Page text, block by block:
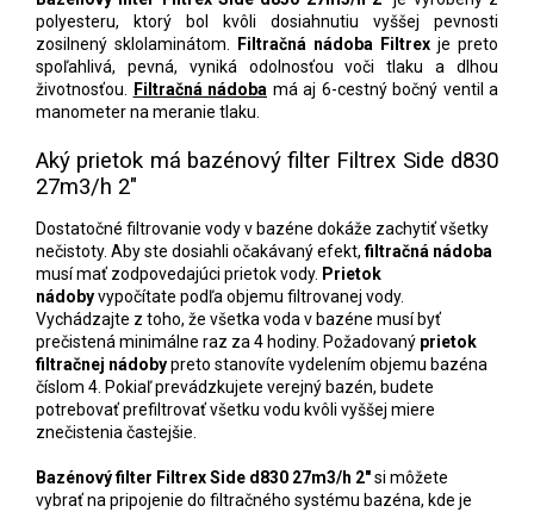
polyesteru, ktorý bol kvôli dosiahnutiu vyššej pevnosti
zosilnený sklolaminátom.
Filtračná nádoba Filtrex je preto
spoľahlivá, pevná, vyniká odolnosťou voči tlaku a dlhou
životnosťou.
Filtračná nádoba má aj 6-cestný bočný ventil a
manometer na meranie tlaku.
Aký prietok má bazénový filter Filtrex Side d830
27m3/h 2"
Dostatočné filtrovanie vody v bazéne dokáže zachytiť všetky
nečistoty. Aby ste dosiahli očakávaný efekt,filtračná nádoba
musí mať zodpovedajúci prietok vody. Prietok
nádobyvypočítate podľa objemu filtrovanej vody.
Vychádzajte z toho, že všetka voda v bazéne musí byť
prečistená minimálne raz za 4 hodiny. Požadovaný prietok
filtračnej nádobypreto stanovíte vydelením objemu bazéna
číslom 4. Pokiaľ prevádzkujete verejný bazén, budete
potrebovať prefiltrovať všetku vodu kvôli vyššej miere
znečistenia častejšie.
Bazénový filter Filtrex Side d830 27m3/h 2"si môžete
vybrať na pripojenie do filtračného systému bazéna, kde je